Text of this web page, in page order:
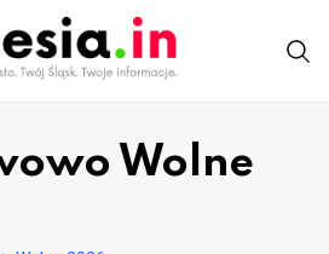
Wolne